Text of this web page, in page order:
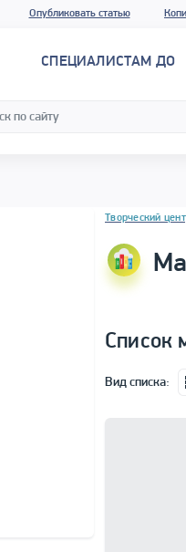
Опубликовать статью
СПЕЦИАЛИСТАМ ДО
Блок новостей
Творческий
Список
Вид списка: